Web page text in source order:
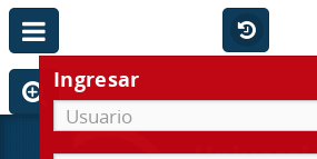
Ingresar